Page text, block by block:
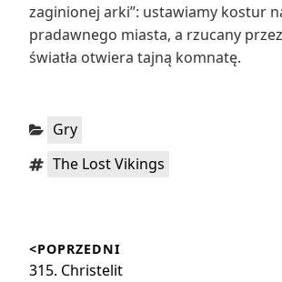
zaginionej arki”: ustawiamy kostur
pradawnego miasta, a rzucany
światła otwiera tajną komnatę.
Kategorie:
Gry
Tagi:The Lost Vikings
wpisu
<POPRZEDNI
Poprzedni
315. Christelit